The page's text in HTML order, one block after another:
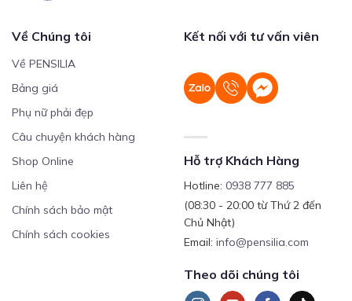
Về Chúng tôi
Về PENSILIA
Bảng giá
Phụ nữ phải đẹp
Câu chuyện khách hàng
Shop Online
Liên hệ
Chính sách bảo mật
Chính sách cookies
Kết nối với tư vấn viên
Hỗ trợ Khách Hàng
Hotline: 0938 777 885
(08:30 - 20:00 từ Thứ 2 đến
Chủ Nhật)
Email: info@pensilia.com
Theo dõi chúng tôi